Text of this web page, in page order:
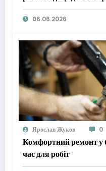
06.06.2026
Ярослав Жуков 0
Комфортний ремонт у
час для робіт